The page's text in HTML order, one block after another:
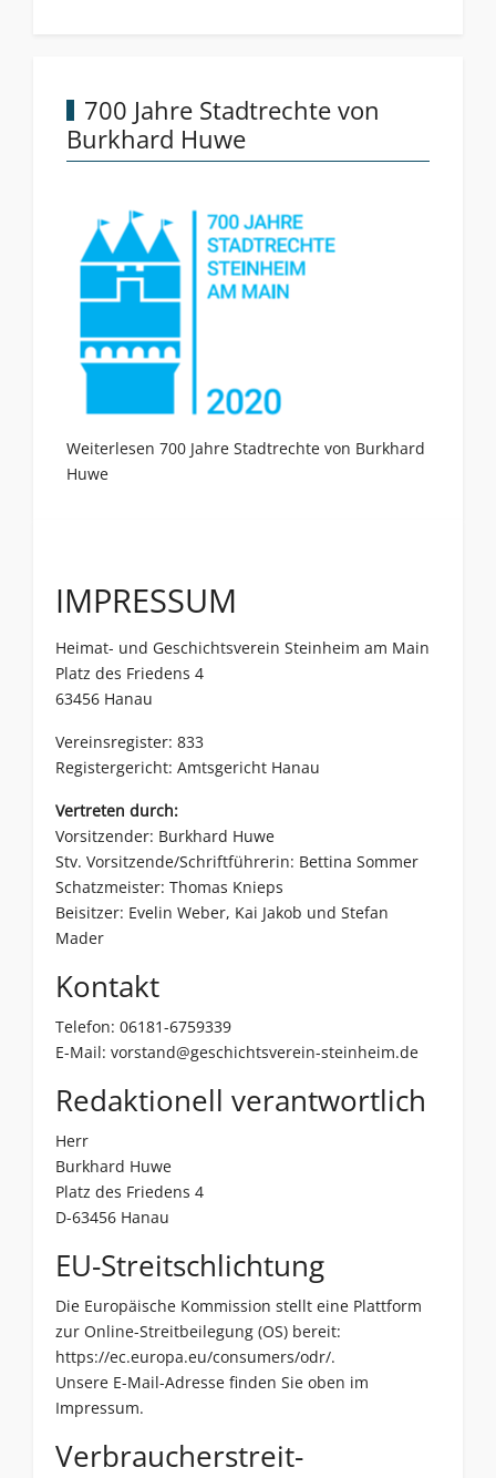
700 Jahre Stadtrechte von
Burkhard Huwe
Weiterlesen 700 Jahre Stadtrechte von Burkhard
Huwe
IMPRESSUM
Heimat- und Geschichtsverein Steinheim am Main
Platz des Friedens 4
63456 Hanau
Vereinsregister: 833
Registergericht: Amtsgericht Hanau
Vertreten durch:
Vorsitzender: Burkhard Huwe
Stv. Vorsitzende/Schriftführerin: Bettina Sommer
Schatzmeister: Thomas Knieps
Beisitzer: Evelin Weber, Kai Jakob und Stefan
Mader
Kontakt
Telefon: 06181-6759339
E-Mail: vorstand@geschichtsverein-steinheim.de
Redaktionell verantwortlich
Herr
Burkhard Huwe
Platz des Friedens 4
D-63456 Hanau
EU-Streitschlichtung
Die Europäische Kommission stellt eine Plattform
zur Online-Streitbeilegung (OS) bereit:
https://ec.europa.eu/consumers/odr/.
Unsere E-Mail-Adresse finden Sie oben im
Impressum.
Verbraucher­streit­